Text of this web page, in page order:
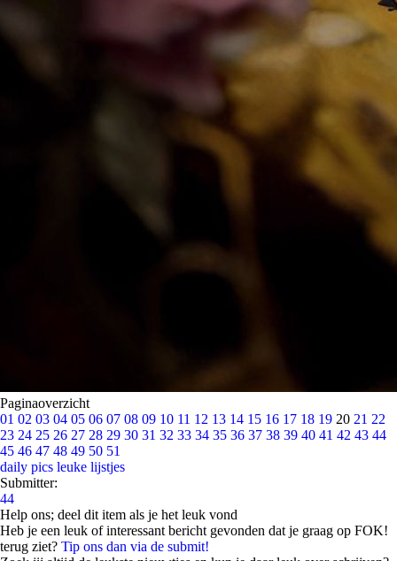
Paginaoverzicht
01 02 03 04 05 06 07 08 09 10 11 12 13 14 15 16 17 18 19 20 21 22
23 24 25 26 27 28 29 30 31 32 33 34 35 36 37 38 39 40 41 42 43 44
45 46 47 48 49 50 51
daily pics leuke lijstjes
Submitter:
44
Help ons; deel dit item als je het leuk vond
Heb je een leuk of interessant bericht gevonden dat je graag op FOK!
terug ziet? Tip ons dan via de submit!